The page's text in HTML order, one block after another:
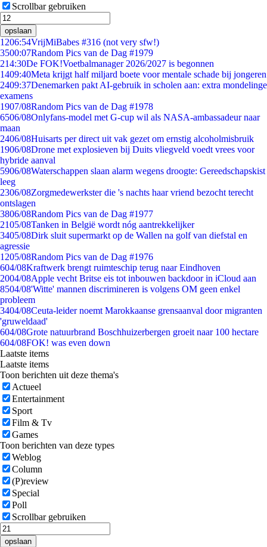
Scrollbar gebruiken
opslaan
1206:54VrijMiBabes #316 (not very sfw!)
3500:07Random Pics van de Dag #1979
214:30De FOK!Voetbalmanager 2026/2027 is begonnen
1409:40Meta krijgt half miljard boete voor mentale schade bij jongeren
2409:37Denemarken pakt AI-gebruik in scholen aan: extra mondelinge
examens
1907/08Random Pics van de Dag #1978
6506/08Onlyfans-model met G-cup wil als NASA-ambassadeur naar
maan
2406/08Huisarts per direct uit vak gezet om ernstig alcoholmisbruik
1906/08Drone met explosieven bij Duits vliegveld voedt vrees voor
hybride aanval
5906/08Waterschappen slaan alarm wegens droogte: Gereedschapskist
leeg
2306/08Zorgmedewerkster die 's nachts haar vriend bezocht terecht
ontslagen
3806/08Random Pics van de Dag #1977
2105/08Tanken in België wordt nóg aantrekkelijker
3405/08Dirk sluit supermarkt op de Wallen na golf van diefstal en
agressie
1205/08Random Pics van de Dag #1976
604/08Kraftwerk brengt ruimteschip terug naar Eindhoven
2004/08Apple vecht Britse eis tot inbouwen backdoor in iCloud aan
8504/08'Witte' mannen discrimineren is volgens OM geen enkel
probleem
3404/08Ceuta-leider noemt Marokkaanse grensaanval door migranten
'gruweldaad'
604/08Grote natuurbrand Boschhuizerbergen groeit naar 100 hectare
604/08FOK! was even down
Laatste items
Laatste items
Toon berichten uit deze thema's
Actueel
Entertainment
Sport
Film & Tv
Games
Toon berichten van deze types
Weblog
Column
(P)review
Special
Poll
Scrollbar gebruiken
opslaan